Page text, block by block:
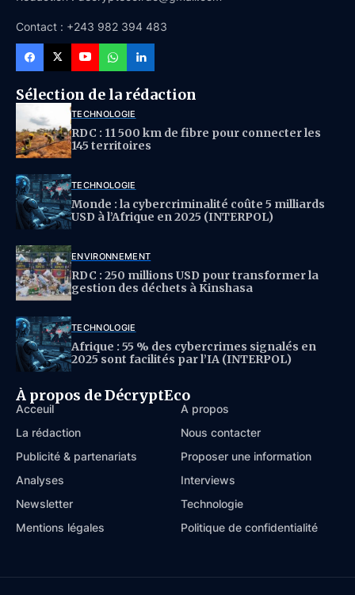
Contact : +243 982 394 483
Sélection de la rédaction
TECHNOLOGIE
RDC : 11 500 km de fibre pour connecter les
145 territoires
TECHNOLOGIE
Monde : la cybercriminalité coûte 5 milliards
USD à l’Afrique en 2025 (INTERPOL)
ENVIRONNEMENT
RDC : 250 millions USD pour transformer la
gestion des déchets à Kinshasa
TECHNOLOGIE
Afrique : 55 % des cybercrimes signalés en
2025 sont facilités par l’IA (INTERPOL)
À propos de DécryptEco
Acceuil
À propos
La rédaction
Nous contacter
Publicité & partenariats
Proposer une information
Analyses
Interviews
Newsletter
Technologie
Mentions légales
Politique de confidentialité